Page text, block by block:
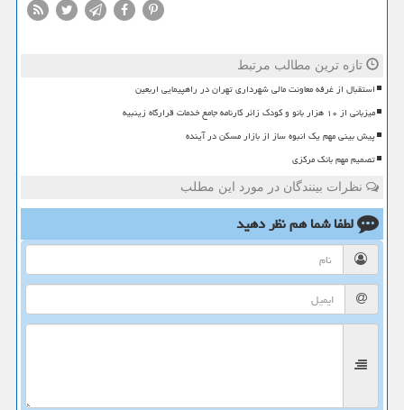
تازه ترین مطالب مرتبط
استقبال از غرفه معاونت مالی شهرداری تهران در راهپیمایی اربعین
میزبانی از ۱۰ هزار بانو و کودک زائر کارنامه جامع خدمات قرارگاه زینبیه
پیش بینی مهم یک انبوه ساز از بازار مسکن در آینده
تصمیم مهم بانک مرکزی
نظرات بینندگان در مورد این مطلب
لطفا شما همنظر دهید